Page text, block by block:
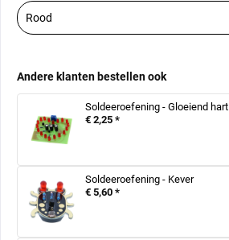
Andere klanten bestellen ook
Soldeeroefening - Gloeiend hart
€ 2,25 *
Soldeeroefening - Kever
€ 5,60 *